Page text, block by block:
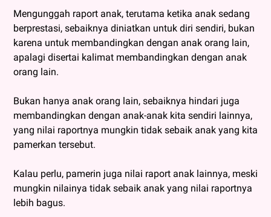
Mengunggah raport anak, terutama ketika anak sedang
berprestasi, sebaiknya diniatkan untuk diri sendiri, bukan
karena untuk membandingkan dengan anak orang lain,
apalagi disertai kalimat membandingkan dengan anak
orang lain.
Bukan hanya anak orang lain, sebaiknya hindari juga
membandingkan dengan anak-anak kita sendiri lainnya,
yang nilai raportnya mungkin tidak sebaik anak yang kita
pamerkan tersebut.
Kalau perlu, pamerin juga nilai raport anak lainnya, meski
mungkin nilainya tidak sebaik anak yang nilai raportnya
lebih bagus.